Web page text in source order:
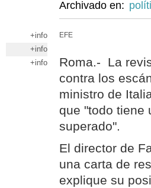
Archivado en:
+info
+info
+info
EFE
Roma.- La
contra los
ministro de
que "todo tiene
superado".
El director de
una carta de
explique su